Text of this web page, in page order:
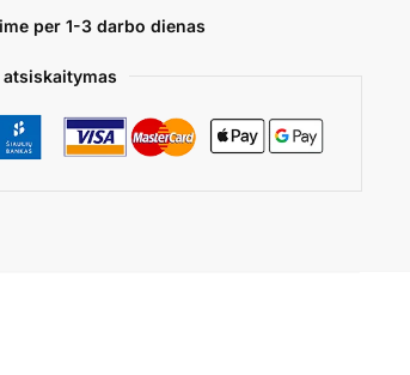
per 1-3 darbo dienas
atsiskaitymas